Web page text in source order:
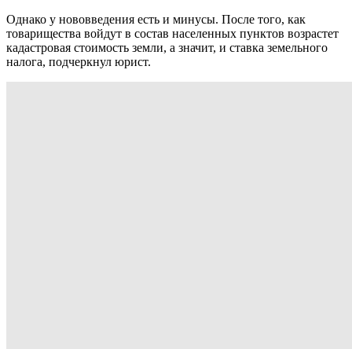
Однако у нововведения есть и минусы. После того, как
товарищества войдут в состав населенных пунктов возрастет
кадастровая стоимость земли, а значит, и ставка земельного
налога, подчеркнул юрист.